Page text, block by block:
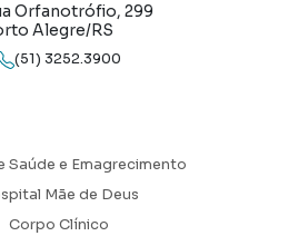
Orfanotrófio, 299
Alegre/RS
(51) 3252.3900
Saúde e Emagrecimento
Mãe de Deus
Corpo Clínico